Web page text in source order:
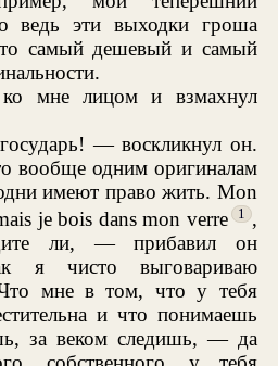
ведь эти выходки гроша
самый дешевый и самый
мне лицом и взмахнул
— воскликнул он.
вообще одним оригиналам
имеют право жить. Mon
je bois dans mon verre
1
,
ли, — прибавил он
я чисто выговариваю
мне в том, что у тебя
и что понимаешь
за веком следишь, — да